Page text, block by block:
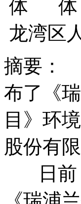
龙湾区
摘要：
布了《
目》环
股份有
日前